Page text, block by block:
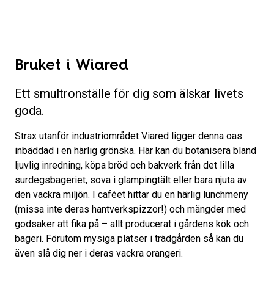
Bruket i Wiared
Ett smultronställe för dig som älskar livets
goda.
Strax utanför industriområdet Viared ligger denna oas
inbäddad i en härlig grönska. Här kan du botanisera bland
ljuvlig inredning, köpa bröd och bakverk från det lilla
surdegsbageriet, sova i glampingtält eller bara njuta av
den vackra miljön. I caféet hittar du en härlig lunchmeny
(missa inte deras hantverkspizzor!) och mängder med
godsaker att fika på – allt producerat i gårdens kök och
bageri. Förutom mysiga platser i trädgården så kan du
även slå dig ner i deras vackra orangeri.